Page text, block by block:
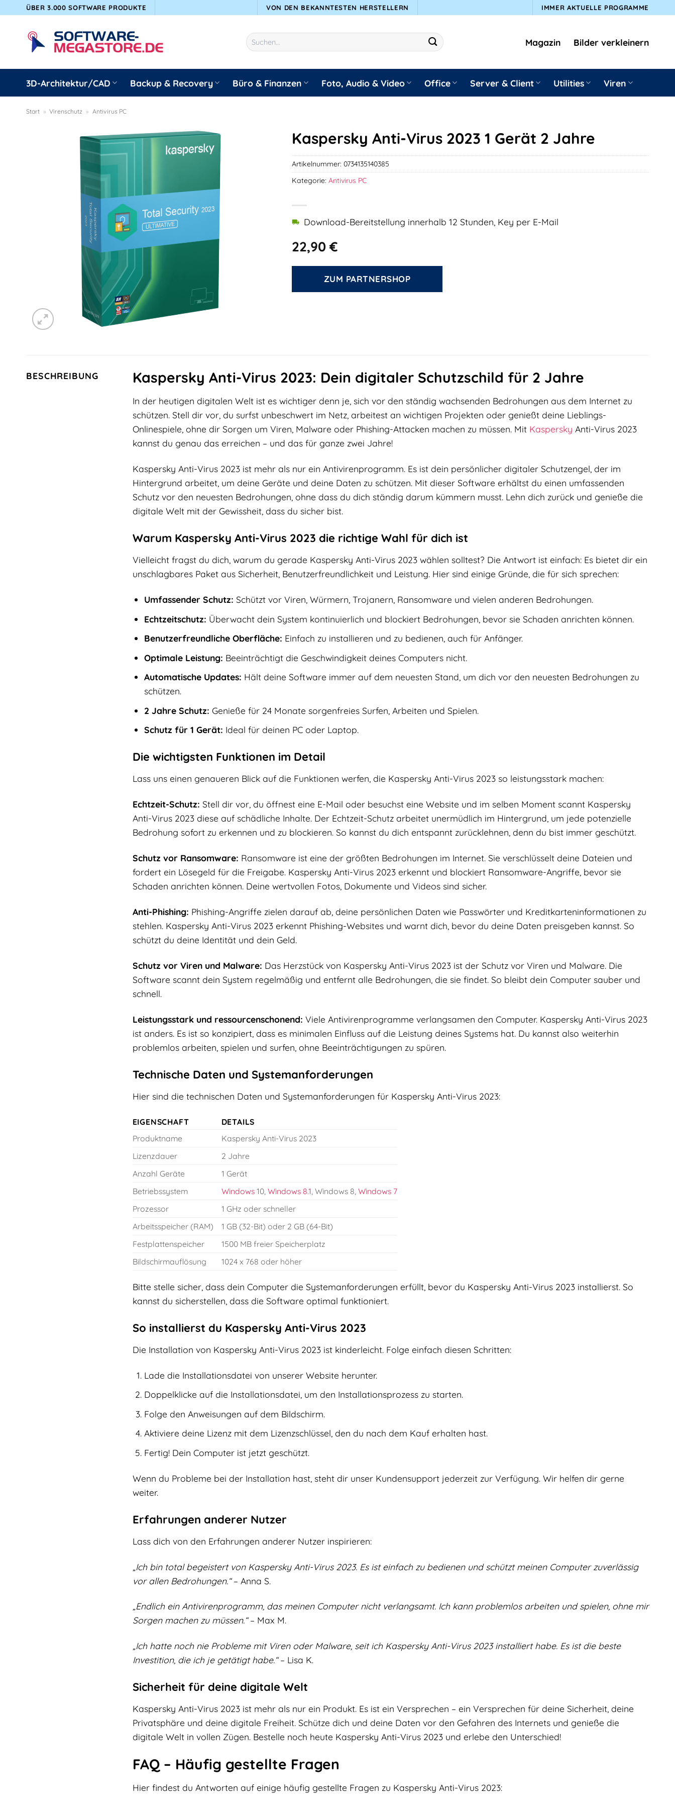
springen
ÜBER 3.000 SOFTWARE PRODUKTE VON DEN BEKANNTESTEN HERSTELLERN IMMER AKTUELLE PROGRAMME
Suchen
nach:
Magazin Bilder verkleinern
3D-Architektur/CAD Backup & Recovery Büro & Finanzen Foto, Audio & Video Office Server & Client Utilities Viren
Start » Virenschutz » Antivirus PC
Kaspersky Anti-Virus 2023 1 Gerät 2 Jahre
22,90€
Download-Bereitstellung innerhalb 12 Stunden, Key per E-Mail
ZUM PARTNERSHOP
Artikelnummer:0734135140385
Kategorie:Antivirus PC
BESCHREIBUNG Kaspersky Anti-Virus 2023: Dein digitaler Schutzschild für 2 Jahre
In der heutigen digitalen Welt ist es wichtiger denn je, sich vor den ständig wachsenden Bedrohungen aus dem Internet zu
schützen. Stell dir vor, du surfst unbeschwert im Netz, arbeitest an wichtigen Projekten oder genießt deine Lieblings-
Onlinespiele, ohne dir Sorgen um Viren, Malware oder Phishing-Attacken machen zu müssen. Mit Kaspersky Anti-Virus 2023
kannst du genau das erreichen – und das für ganze zwei Jahre!
Kaspersky Anti-Virus 2023 ist mehr als nur ein Antivirenprogramm. Es ist dein persönlicher digitaler Schutzengel, der im
Hintergrund arbeitet, um deine Geräte und deine Daten zu schützen. Mit dieser Software erhältst du einen umfassenden
Schutz vor den neuesten Bedrohungen, ohne dass du dich ständig darum kümmern musst. Lehn dich zurück und genieße die
digitale Welt mit der Gewissheit, dass du sicher bist.
Warum Kaspersky Anti-Virus 2023 die richtige Wahl für dich ist
Vielleicht fragst du dich, warum du gerade Kaspersky Anti-Virus 2023 wählen solltest? Die Antwort ist einfach: Es bietet dir ein
unschlagbares Paket aus Sicherheit, Benutzerfreundlichkeit und Leistung. Hier sind einige Gründe, die für sich sprechen:
Umfassender Schutz: Schützt vor Viren, Würmern, Trojanern, Ransomware und vielen anderen Bedrohungen.
Echtzeitschutz: Überwacht dein System kontinuierlich und blockiert Bedrohungen, bevor sie Schaden anrichten können.
Benutzerfreundliche Oberfläche: Einfach zu installieren und zu bedienen, auch für Anfänger.
Optimale Leistung: Beeinträchtigt die Geschwindigkeit deines Computers nicht.
Automatische Updates: Hält deine Software immer auf dem neuesten Stand, um dich vor den neuesten Bedrohungen zu
schützen.
2 Jahre Schutz: Genieße für 24 Monate sorgenfreies Surfen, Arbeiten und Spielen.
Schutz für 1 Gerät: Ideal für deinen PC oder Laptop.
Die wichtigsten Funktionen im Detail
Lass uns einen genaueren Blick auf die Funktionen werfen, die Kaspersky Anti-Virus 2023 so leistungsstark machen:
Echtzeit-Schutz: Stell dir vor, du öffnest eine E-Mail oder besuchst eine Website und im selben Moment scannt Kaspersky
Anti-Virus 2023 diese auf schädliche Inhalte. Der Echtzeit-Schutz arbeitet unermüdlich im Hintergrund, um jede potenzielle
Bedrohung sofort zu erkennen und zu blockieren. So kannst du dich entspannt zurücklehnen, denn du bist immer geschützt.
Schutz vor Ransomware: Ransomware ist eine der größten Bedrohungen im Internet. Sie verschlüsselt deine Dateien und
fordert ein Lösegeld für die Freigabe. Kaspersky Anti-Virus 2023 erkennt und blockiert Ransomware-Angriffe, bevor sie
Schaden anrichten können. Deine wertvollen Fotos, Dokumente und Videos sind sicher.
Anti-Phishing: Phishing-Angriffe zielen darauf ab, deine persönlichen Daten wie Passwörter und Kreditkarteninformationen zu
stehlen. Kaspersky Anti-Virus 2023 erkennt Phishing-Websites und warnt dich, bevor du deine Daten preisgeben kannst. So
schützt du deine Identität und dein Geld.
Schutz vor Viren und Malware: Das Herzstück von Kaspersky Anti-Virus 2023 ist der Schutz vor Viren und Malware. Die
Software scannt dein System regelmäßig und entfernt alle Bedrohungen, die sie findet. So bleibt dein Computer sauber und
schnell.
Leistungsstark und ressourcenschonend: Viele Antivirenprogramme verlangsamen den Computer. Kaspersky Anti-Virus 2023
ist anders. Es ist so konzipiert, dass es minimalen Einfluss auf die Leistung deines Systems hat. Du kannst also weiterhin
problemlos arbeiten, spielen und surfen, ohne Beeinträchtigungen zu spüren.
Technische Daten und Systemanforderungen
Hier sind die technischen Daten und Systemanforderungen für Kaspersky Anti-Virus 2023:
EIGENSCHAFT
DETAILS
Produktname
Kaspersky Anti-Virus 2023
Lizenzdauer
2 Jahre
Anzahl Geräte
1 Gerät
Betriebssystem
Windows10, Windows 8.1, Windows 8, Windows 7
Prozessor
1 GHz oder schneller
Arbeitsspeicher (RAM)
1 GB (32-Bit) oder 2 GB (64-Bit)
Festplattenspeicher
1500 MB freier Speicherplatz
Bildschirmauflösung
1024 x 768 oder höher
Bitte stelle sicher, dass dein Computer die Systemanforderungen erfüllt, bevor du Kaspersky Anti-Virus 2023 installierst. So
kannst du sicherstellen, dass die Software optimal funktioniert.
So installierst du Kaspersky Anti-Virus 2023
Die Installation von Kaspersky Anti-Virus 2023 ist kinderleicht. Folge einfach diesen Schritten:
Lade die Installationsdatei von unserer Website herunter.
Doppelklicke auf die Installationsdatei, um den Installationsprozess zu starten.
Folge den Anweisungen auf dem Bildschirm.
Aktiviere deine Lizenz mit dem Lizenzschlüssel, den du nach dem Kauf erhalten hast.
Fertig! Dein Computer ist jetzt geschützt.
Wenn du Probleme bei der Installation hast, steht dir unser Kundensupport jederzeit zur Verfügung. Wir helfen dir gerne
weiter.
Erfahrungen anderer Nutzer
Lass dich von den Erfahrungen anderer Nutzer inspirieren:
„Ich bin total begeistert von Kaspersky Anti-Virus 2023. Es ist einfach zu bedienen und schützt meinen Computer zuverlässig
vor allen Bedrohungen.“– Anna S.
„Endlich ein Antivirenprogramm, das meinen Computer nicht verlangsamt. Ich kann problemlos arbeiten und spielen, ohne mir
Sorgen machen zu müssen.“– Max M.
„Ich hatte noch nie Probleme mit Viren oder Malware, seit ich Kaspersky Anti-Virus 2023 installiert habe. Es ist die beste
Investition, die ich je getätigt habe.“– Lisa K.
Sicherheit für deine digitale Welt
Kaspersky Anti-Virus 2023 ist mehr als nur ein Produkt. Es ist ein Versprechen – ein Versprechen für deine Sicherheit, deine
Privatsphäre und deine digitale Freiheit. Schütze dich und deine Daten vor den Gefahren des Internets und genieße die
digitale Welt in vollen Zügen. Bestelle noch heute Kaspersky Anti-Virus 2023 und erlebe den Unterschied!
FAQ – Häufig gestellte Fragen
Hier findest du Antworten auf einige häufig gestellte Fragen zu Kaspersky Anti-Virus 2023: